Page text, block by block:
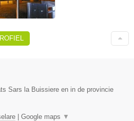
Sars la Buissiere en in de provincie
| Google maps ▼